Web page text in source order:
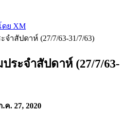
ดย XM
ำสัปดาห์ (27/7/63-31/7/63)
ระจำสัปดาห์ (27/7/63-
.ค. 27, 2020